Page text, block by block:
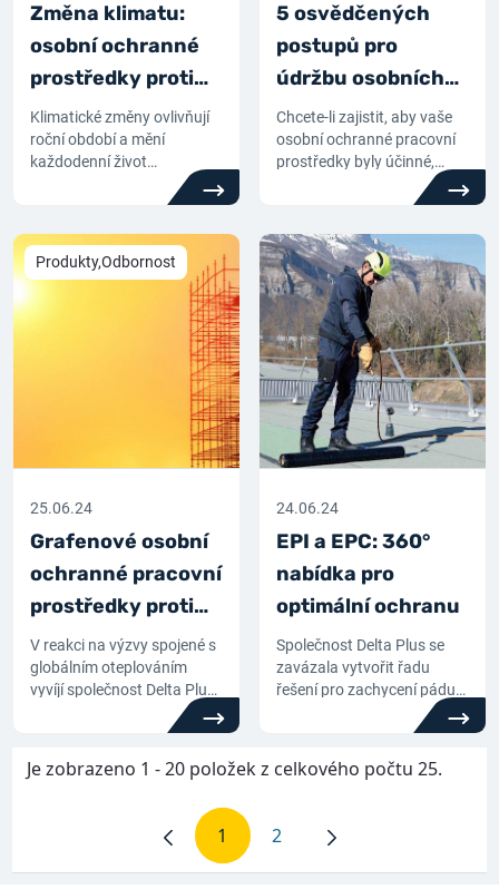
Změna klimatu:
osobní ochranné
prostředky proti
chladu se
přizpůsobují
Klimatické změny ovlivňují
roční období a mění
každodenní život
pracovníků v přírodě: naše
kolekce zimních osobních
prostředků na období 2023-
2024 se jim přizpůsobuje.
5 osvědčených
postupů pro
údržbu osobních
ochranných
pracovních
prostředků
Chcete-li zajistit, aby vaše
osobní ochranné pracovní
prostředky byly účinné,
životnost, je nezbytné
údržbu a skladování. 5 tipů,
které vám pomohou.
Produkty,Odbornost
25.06.24
Grafenové osobní
ochranné pracovní
prostředky proti
extrémnímu teplu
V reakci na výzvy spojené s
globálním oteplováním
vyvíjí společnost Delta Plus
termoregulační osobní
grafen. Zaměřte se na tento
24.06.24
EPI a EPC: 360°
nabídka pro
optimální ochranu
Společnost Delta Plus se
zavázala vytvořit řadu
řešení pro zachycení pádu
prostředky proti pádu:
vybavení.
Je zobrazeno 1 - 20 položek z celkového počtu 25.
Stránka
1 Stránka
2